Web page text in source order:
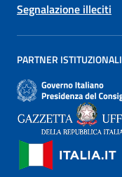
Segnalazione illeciti
PARTNER ISTITUZIONALI